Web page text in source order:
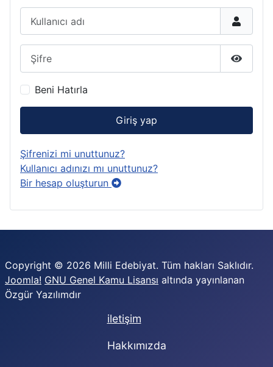
Şifreyi
Beni Hatırla
Giriş yap
Şifrenizi mi unuttunuz?
Kullanıcı adınızı mı unuttunuz?
Bir hesap oluşturun
Copyright © 2026 Milli Edebiyat. Tüm hakları Saklıdır.
Joomla! GNU Genel Kamu Lisansı altında yayınlanan
Özgür Yazılımdır
iletişim
Hakkımızda